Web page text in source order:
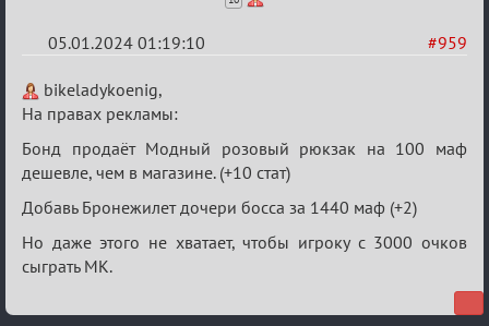
#959
05.01.2024 01:19:10
Re:
Сумрак
нововведения
bikeladykoenig,
На правах рекламы:
Бонд продаёт Модный розовый рюкзак на 100 маф
дешевле, чем в магазине. (+10 стат)
Добавь Бронежилет дочери босса за 1440 маф (+2)
Но даже этого не хватает, чтобы игроку с 3000 очков
сыграть МК.